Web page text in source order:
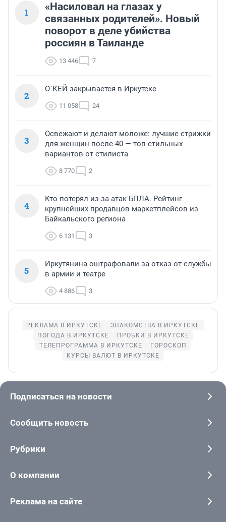
1
«Насиловал на глазах у
связанных родителей». Новый
поворот в деле убийства
россиян в Таиланде
13 446 7
2
О`КЕЙ закрывается в Иркутске
11 058 24
3
Освежают и делают моложе: лучшие стрижки
для женщин после 40 — топ стильных
вариантов от стилиста
8 770 2
4
Кто потерял из-за атак БПЛА. Рейтинг
крупнейших продавцов маркетплейсов из
Байкальского региона
6 131 3
5
Иркутянина оштрафовали за отказ от службы
в армии и театре
4 886 3
РЕКЛАМА В ИРКУТСКЕ
ЗНАКОМСТВА В ИРКУТСКЕ
ПОГОДА В ИРКУТСКЕ
ПРОБКИ В ИРКУТСКЕ
ТЕЛЕПРОГРАММА В ИРКУТСКЕ
ГОРОСКОП
КУРСЫ ВАЛЮТ В ИРКУТСКЕ
Подписаться на новости
Сообщить новость
Рубрики
О компании
Реклама на сайте